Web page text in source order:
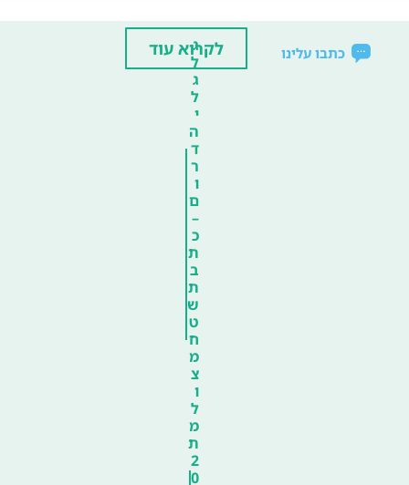
כתבו עלינו
ג
ל
ג
ל
י
ה
ד
ר
ו
ם
–
כ
ת
ב
ת
ש
ט
ח
מ
צ
ו
ל
מ
ת
2
0
לקרוא עוד